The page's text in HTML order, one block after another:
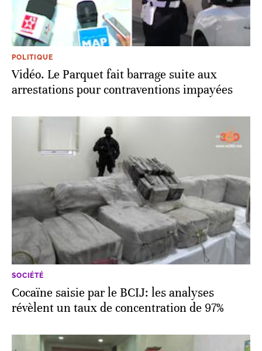
POLITIQUE
Vidéo. Le Parquet fait barrage suite aux
arrestations pour contraventions impayées
SOCIÉTÉ
Cocaïne saisie par le BCIJ: les analyses
révèlent un taux de concentration de 97%